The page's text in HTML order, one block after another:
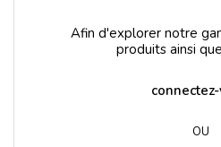
Afin d'explorer notre
produits ainsi
OU